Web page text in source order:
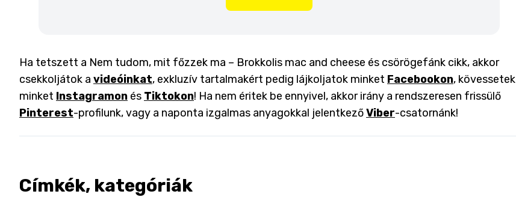
Ha tetszett a Nem tudom, mit főzzek ma – Brokkolis mac and cheese és csörögefánk cikk, akkor
csekkoljátok a videóinkat, exkluzív tartalmakért pedig lájkoljatok minket Facebookon, kövessetek
minket Instagramon és Tiktokon! Ha nem éritek be ennyivel, akkor irány a rendszeresen frissülő
Pinterest-profilunk, vagy a naponta izgalmas anyagokkal jelentkezőViber-csatornánk!
Címkék, kategóriák